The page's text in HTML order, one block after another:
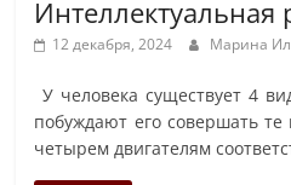
Интеллектуальная
12 декабря, 2024 Марина
У человека существует 4
побуждают его совершать
четырем двигателям